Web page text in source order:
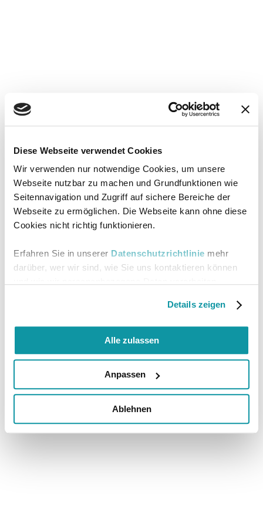
Diese Webseite verwendet Cookies
Wir verwenden nur notwendige Cookies, um unsere
Webseite nutzbar zu machen und Grundfunktionen wie
Seitennavigation und Zugriff auf sichere Bereiche der
Webseite zu ermöglichen. Die Webseite kann ohne diese
Cookies nicht richtig funktionieren.
Erfahren Sie in unserer Datenschutzrichtlinie mehr
darüber, wer wir sind, wie Sie uns kontaktieren können
Details zeigen
Alle zulassen
Anpassen
Ablehnen